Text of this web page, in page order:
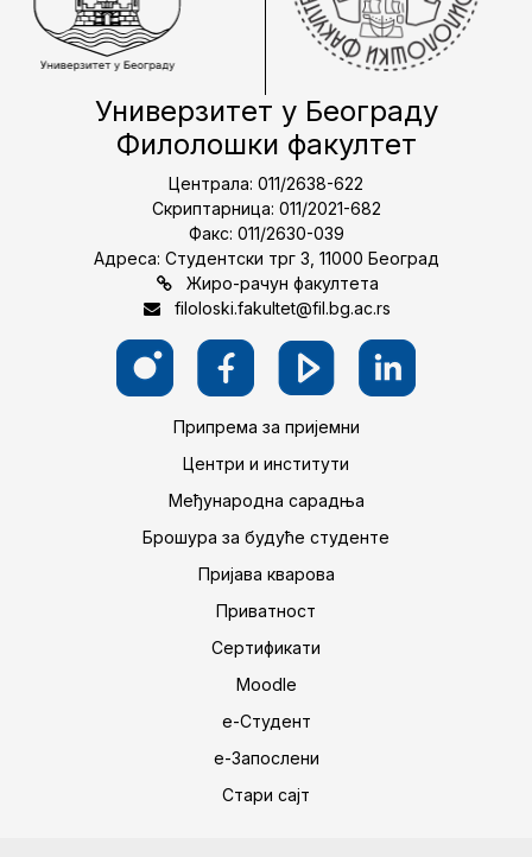
Универзитет у Београду
Филолошки факултет
Централа: 011/2638-622
Скриптарница: 011/2021-682
Факс: 011/2630-039
Адреса: Студентски трг 3, 11000 Београд
Жиро-рачун факултета
filoloski.fakultet@fil.bg.ac.rs
Припрема за пријемни
Центри и институти
Међународна сарадња
Брошура за будуће студенте
Пријава кварова
Приватност
Сертификати
Moodle
е-Студент
е-Запослени
Стари сајт